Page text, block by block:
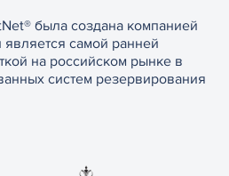
была создана компанией
является самой ранней
на российском рынке в
систем резервирования